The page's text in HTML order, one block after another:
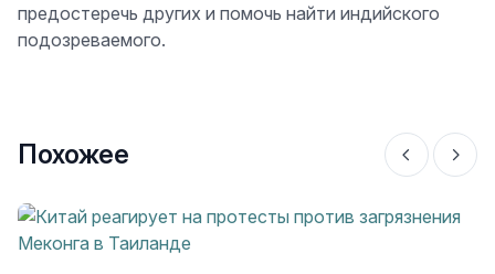
предостеречь других и помочь найти индийского
подозреваемого.
Похожее